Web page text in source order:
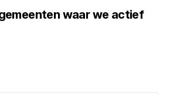
waar we actief